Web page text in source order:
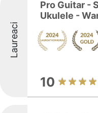
Laureaci
Pro Guitar -
Ukulele -
10